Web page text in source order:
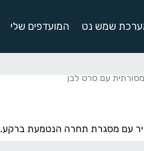
שמש נט המועדפים שלי
עם סרט לבן
עם מסגרת תחרה הנטמעת ברקע.